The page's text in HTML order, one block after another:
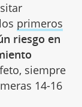
primeros
riesgo en
siempre
14-16